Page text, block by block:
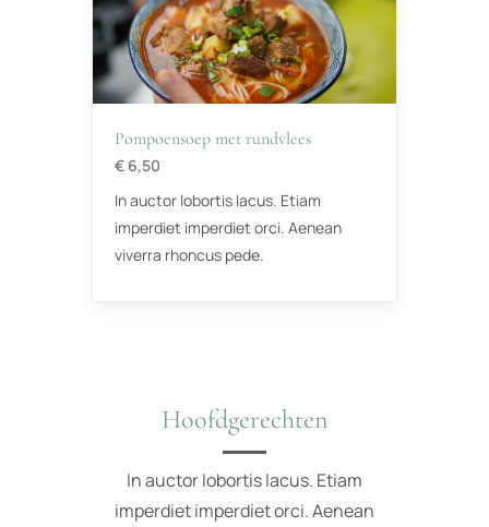
Pompoensoep met rundvlees
€ 6,50
In auctor lobortis lacus. Etiam
imperdiet imperdiet orci. Aenean
viverra rhoncus pede.
Hoofdgerechten
In auctor lobortis lacus. Etiam
imperdiet imperdiet orci. Aenean